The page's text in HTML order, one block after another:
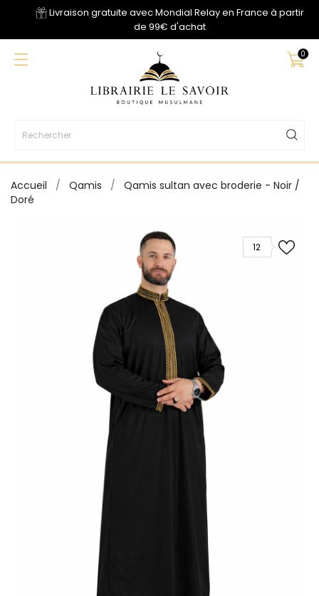
Livraison gratuite avec Mondial Relay en France à partir
de 99€ d'achat
0
Accueil Qamis
Qamis sultan avec broderie - Noir /
Doré
12